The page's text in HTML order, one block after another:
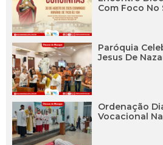
Com Foco No
Paróquia
Jesus De
Ordenação
Vocacional